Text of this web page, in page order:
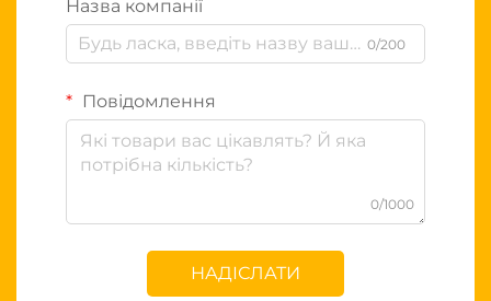
Назва компанії
0/200
Повідомлення
0/1000
НАДІСЛАТИ